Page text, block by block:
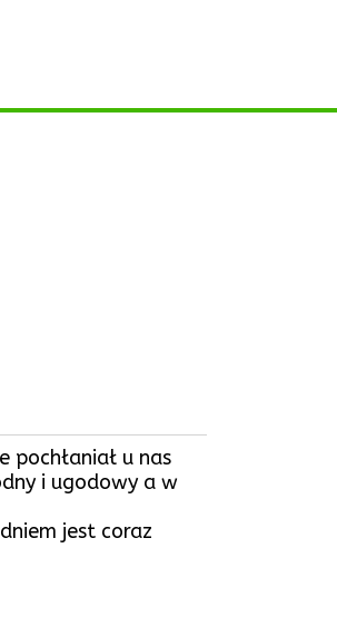
pochłaniał u nas
i ugodowy a w
jest coraz